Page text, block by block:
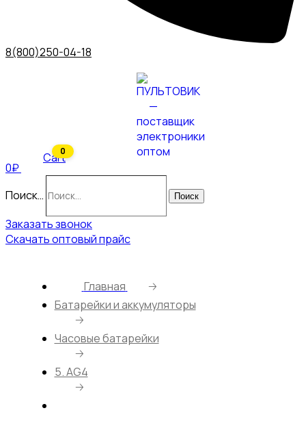
8(800)250-04-18
0₽
0
Cart
Поиск… Поиск
Заказать звонок
Скачать оптовый прайс
Главная
🡢
Батарейки и аккумуляторы
🡢
Часовые батарейки
🡢
5. AG4
🡢